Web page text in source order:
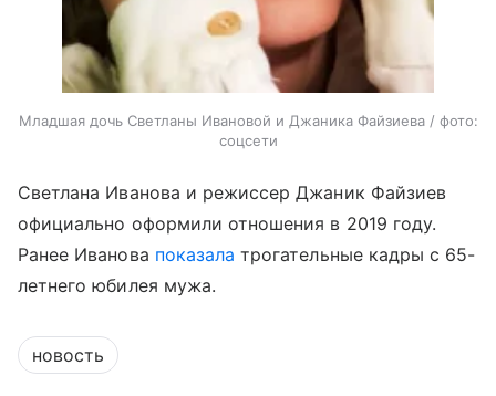
Младшая дочь Светланы Ивановой и Джаника Файзиева / фото:
соцсети
Светлана Иванова и режиссер Джаник Файзиев
официально оформили отношения в 2019 году.
Ранее Иванова показала трогательные кадры с 65-
летнего юбилея мужа.
новость